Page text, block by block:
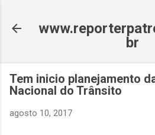
br
Tem inicio planejamento
Nacional do Trânsito
agosto 10, 2017